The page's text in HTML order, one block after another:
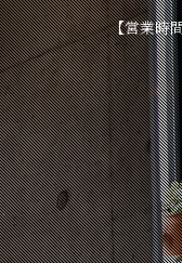
【営業時